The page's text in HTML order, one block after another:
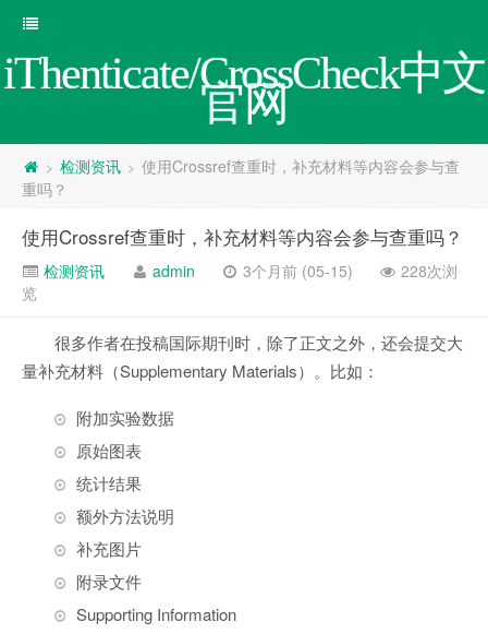
iThenticate/CrossCheck中文
官网
> 检测资讯 > 使用Crossref查重时，补充材料等内容会参与查
重吗？
使用Crossref查重时，补充材料等内容会参与查重吗？
检测资讯 admin 3个月前 (05-15)
228次浏
览
很多作者在投稿国际期刊时，除了正文之外，还会提交大
量补充材料（Supplementary Materials）。比如：
附加实验数据
原始图表
统计结果
额外方法说明
补充图片
附录文件
Supporting Information